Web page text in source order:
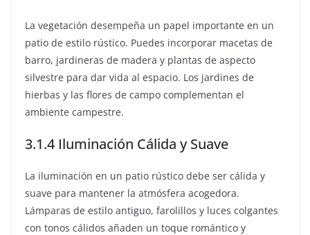
La vegetación desempeña un papel importante en un
patio de estilo rústico. Puedes incorporar macetas de
barro, jardineras de madera y plantas de aspecto
silvestre para dar vida al espacio. Los jardines de
hierbas y las flores de campo complementan el
ambiente campestre.
3.1.4 Iluminación Cálida y Suave
La iluminación en un patio rústico debe ser cálida y
suave para mantener la atmósfera acogedora.
Lámparas de estilo antiguo, farolillos y luces colgantes
con tonos cálidos añaden un toque romántico y